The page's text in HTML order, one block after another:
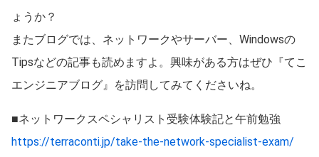
ょうか？
またブログでは、ネットワークやサーバー、Windowsの
Tipsなどの記事も読めますよ。興味がある方はぜひ『てこ
エンジニアブログ』を訪問してみてくださいね。
■ネットワークスペシャリスト受験体験記と午前勉強
https://terraconti.jp/take-the-network-specialist-exam/